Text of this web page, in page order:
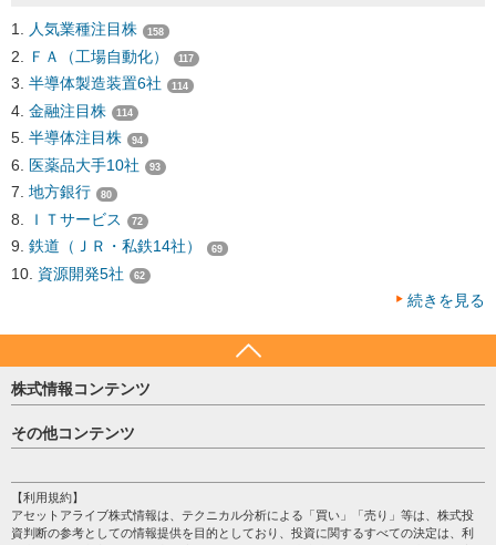
人気業種注目株 158
ＦＡ（工場自動化） 117
半導体製造装置6社 114
金融注目株 114
半導体注目株 94
医薬品大手10社 93
地方銀行 80
ＩＴサービス 72
鉄道（ＪＲ・私鉄14社） 69
資源開発5社 62
続きを見る
株式情報コンテンツ
日経平均
売買シグナル
注目銘柄
株テーマ情報
海外市況
その他コンテンツ
個人情報保護方針
プライバシーポリシー
【利用規約】
アセットアライブ株式情報は、テクニカル分析による「買い」「売り」等は、株式投
資判断の参考としての情報提供を目的としており、投資に関するすべての決定は、利